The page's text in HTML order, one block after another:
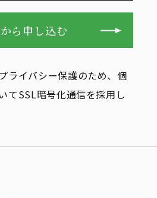
ら申し込む
ライバシー保護のため、個
てSSL暗号化通信を採用し